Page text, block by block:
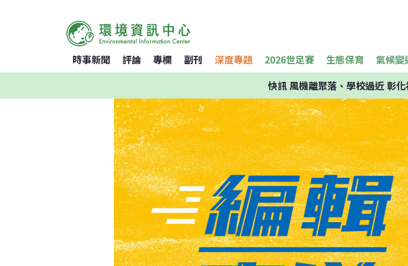
時事新聞 評論 專欄 副刊 深度專題 2026世足賽 生態保育 氣候變
快訊風機離聚落、學校過近 彰